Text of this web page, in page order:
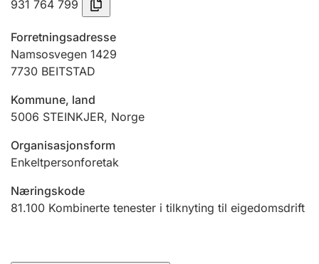
Tinglysing
Jeger
Ektepaktrettleiaren
Andre tema
931 764 799
Forretningsadresse
Namsosvegen 1429
7730 BEITSTAD
Kommune, land
5006 STEINKJER, Norge
Organisasjonsform
Enkeltpersonforetak
Næringskode
81.100 Kombinerte tenester i tilknyting til eigedomsdrift